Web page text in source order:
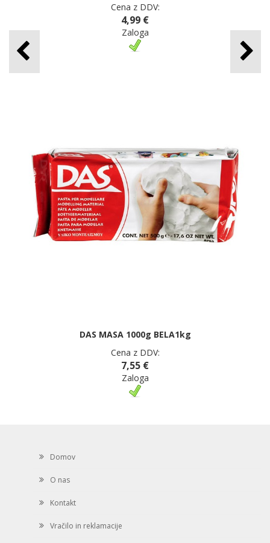
Cena z DDV:
4,99 €
Zaloga
DAS MASA 1000g BELA1kg
Cena z DDV:
7,55 €
Zaloga
Domov
O nas
Kontakt
Vračilo in reklamacije